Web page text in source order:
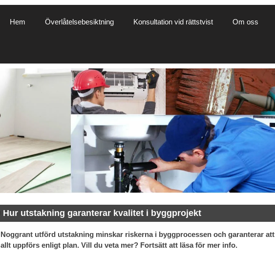
Hem Överlåtelsebesiktning Konsultation vid rättstvist Om oss
Hur utstakning garanterar kvalitet i byggprojekt
Noggrant utförd utstakning minskar riskerna i byggprocessen och garanterar att
allt uppförs enligt plan. Vill du veta mer? Fortsätt att läsa för mer info.